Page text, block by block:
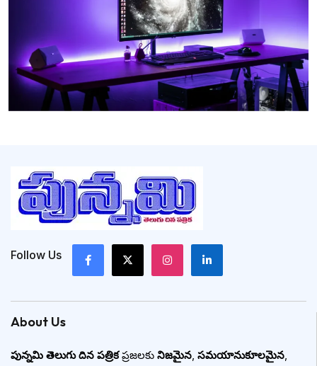
Follow Us
About Us
పున్నమి తెలుగు దిన పత్రికప్రజలకు నిజమైన, సమయానుకూలమైన,